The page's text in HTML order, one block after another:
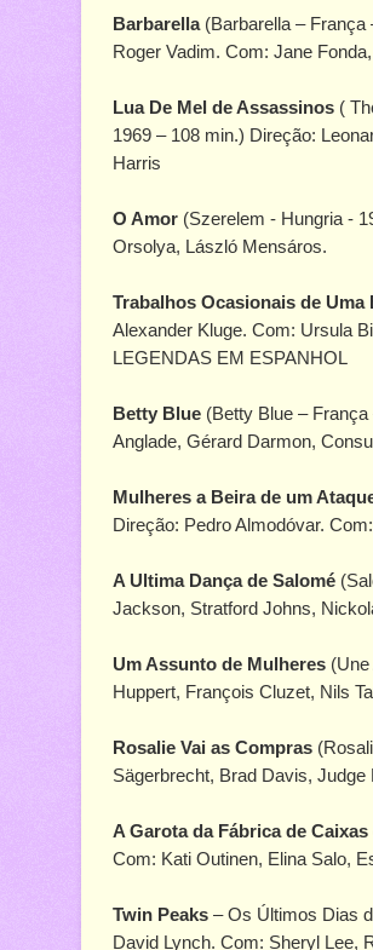
Barbarella(Barbarella – França
Roger Vadim. Com: Jane
Lua De Mel de Assassinos (
1969 – 108 min.) Direção:
Harris
O Amor (Szerelem - Hungria -
Orsolya, László Mensáros.
Trabalhos Ocasionais de Uma
Alexander Kluge. Com: Ursula
LEGENDAS EM ESPANHOL
Betty Blue (Betty Blue –
Anglade, Gérard Darmon,
Mulheres a Beira de um
Direção: Pedro Almodóvar.
A Ultima Dança de Salomé
Jackson, Stratford Johns,
Um Assunto de Mulheres
Huppert, François Cluzet, Nils
Rosalie Vai as Compras
Sägerbrecht, Brad Davis,
A Garota da Fábrica de
Com: Kati Outinen, Elina Salo,
Twin Peaks – Os Últimos Dias
David Lynch. Com: Sheryl Lee,